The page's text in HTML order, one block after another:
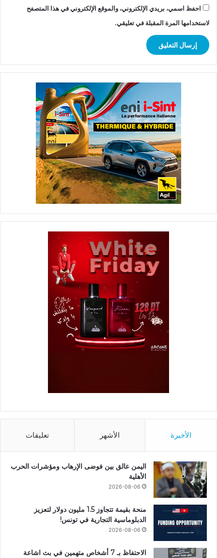
احفظ اسمي، بريدي الإلكتروني، والموقع الإلكتروني في هذا المتصفح
لاستخدامها المرة المقبلة في تعليقي.
الأخيرة الأشهر تعليقات
اليمن عالق بين فوضى الإرهاب ومؤشرات الحرب
الأهلية
2026-08-06
منحة بقيمة تتجاوز 1.5 مليون دولار لتعزيز
الدبلوماسية التجارية في تونس!
2026-08-06
الاحتفاظ بـ 7 أشخاص متهمين في بث اشاعة